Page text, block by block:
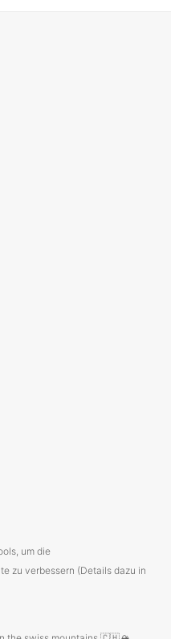
um die
zu verbessern (Details dazu in